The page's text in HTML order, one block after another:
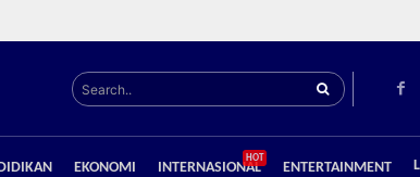
Search..
EKONOMI INTERNASIONAL
HOT
ENTERTAINMENT